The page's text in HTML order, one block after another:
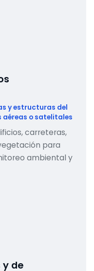
y estructuras del
aéreas o satelitales
carreteras,
para
ambiental y
de